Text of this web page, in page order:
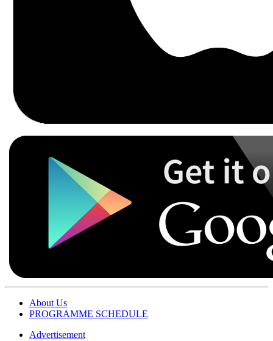
About Us
PROGRAMME SCHEDULE
Advertisement